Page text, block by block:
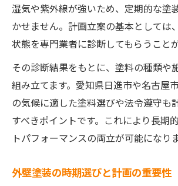
外壁塗装の助成活用で自己
法
外壁塗装で賢く制度を使い出
ツ
外壁塗装助成の併用で費用負
外壁塗装と補助金の賢い組
外壁塗装の支援策を知らず
に
湿気や紫外線が強いため、定期的な塗
かせません。計画立案の基本としては
状態を専門業者に診断してもらうこと
その診断結果をもとに、塗料の種類や
組み立てます。愛知県日進市や名古屋
の気候に適した塗料選びや法令遵守も
すべきポイントです。これにより長期
トパフォーマンスの両立が可能になりま
外壁塗装の時期選びと計画の重要性